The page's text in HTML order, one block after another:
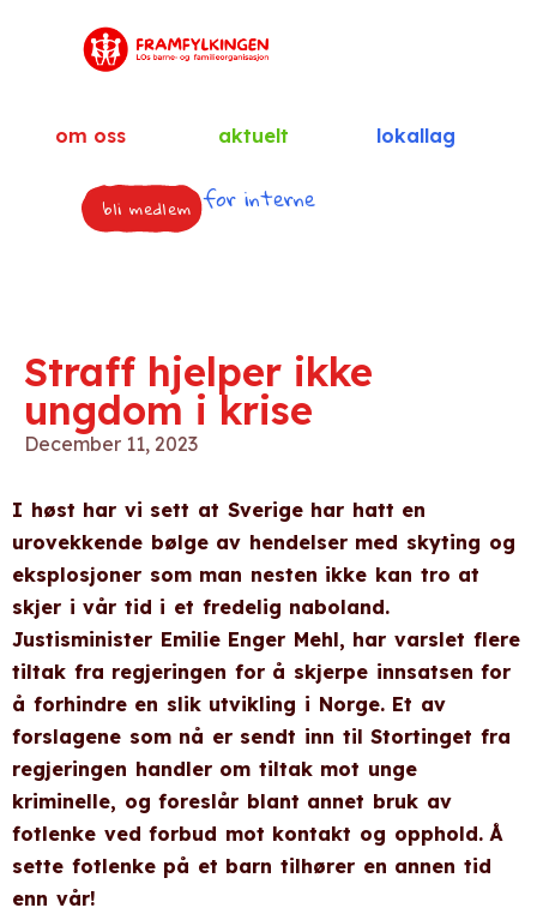
om oss aktuelt lokallag
bli medlem for interne
Straff hjelper ikke
ungdom i krise
December 11, 2023
I høst har vi sett at Sverige har hatt en
urovekkende bølge av hendelser med skyting og
eksplosjoner som man nesten ikke kan tro at
skjer i vår tid i et fredelig naboland.
Justisminister Emilie Enger Mehl, har varslet flere
tiltak fra regjeringen for å skjerpe innsatsen for
å forhindre en slik utvikling i Norge. Et av
forslagene som nå er sendt inn til Stortinget fra
regjeringen handler om tiltak mot unge
kriminelle, og foreslår blant annet bruk av
fotlenke ved forbud mot kontakt og opphold. Å
sette fotlenke på et barn tilhører en annen tid
enn vår!